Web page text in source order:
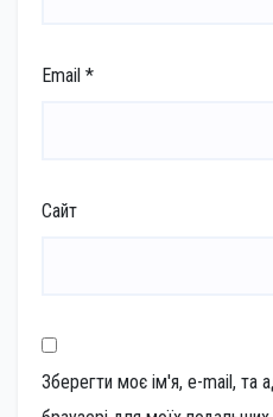
Email *
Сайт
Зберегти моє ім'я, e-mail, та